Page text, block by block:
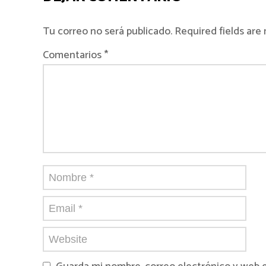
Tu correo no será publicado. Required fields are
Comentarios *